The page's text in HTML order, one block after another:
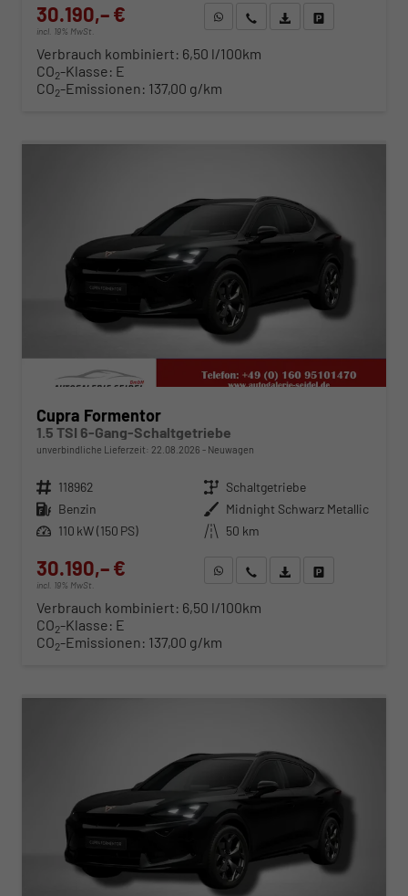
30.190,– €
incl. 19% MwSt.
WhatsApp anfragen
Wir rufen Sie anFahrzeugexposé (PDF)
Verbrauch kombiniert: 6,50 l/100km
CO2-Klasse: E
CO2-Emissionen: 137,00 g/km
Cupra Formentor
1.5 TSI 6-Gang-Schaltgetriebe
unverbindliche Lieferzeit: 22.08.2026 Neuwagen
Fahrzeugnr. 118962 Getriebe Schaltgetriebe
Kraftstoff Benzin Außenfarbe Midnight Schwarz Metallic
Leistung 110 kW (150 PS) Kilometerstand 50 km
30.190,– €
incl. 19% MwSt.
WhatsApp anfragen
Wir rufen Sie anFahrzeugexposé (PDF)
Verbrauch kombiniert: 6,50 l/100km
CO2-Klasse: E
CO2-Emissionen: 137,00 g/km